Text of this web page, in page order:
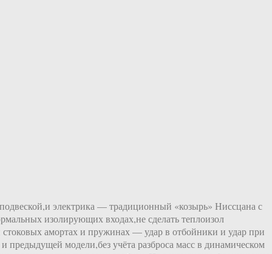
электрика — традиционный «козырь» Ниссцана с
изолирующих входах,не сделать теплоизол
амортах и пружинах — удар в отбойники и удар при
модели,без учёта разброса масс в динамическом